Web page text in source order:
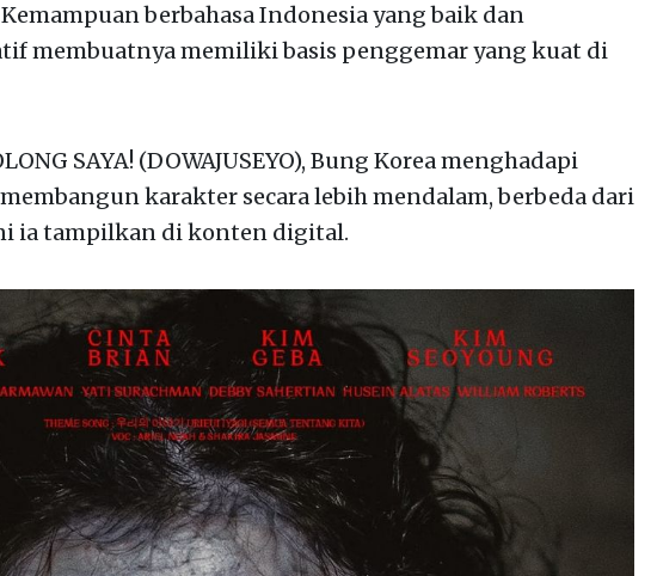
berbahasa Indonesia yang baik dan
membuatnya memiliki basis penggemar yang kuat di
SAYA! (DOWAJUSEYO), Bung Korea menghadapi
karakter secara lebih mendalam, berbeda dari
ia tampilkan di konten digital.